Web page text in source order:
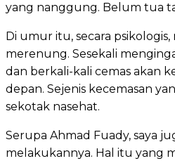
yang nanggung. Belum tua
Di umur itu, secara psikologis,
merenung. Sesekali
dan berkali-kali cemas akan
depan. Sejenis kecemasan
sekotak nasehat.
Serupa Ahmad Fuady, saya
melakukannya. Hal itu yang